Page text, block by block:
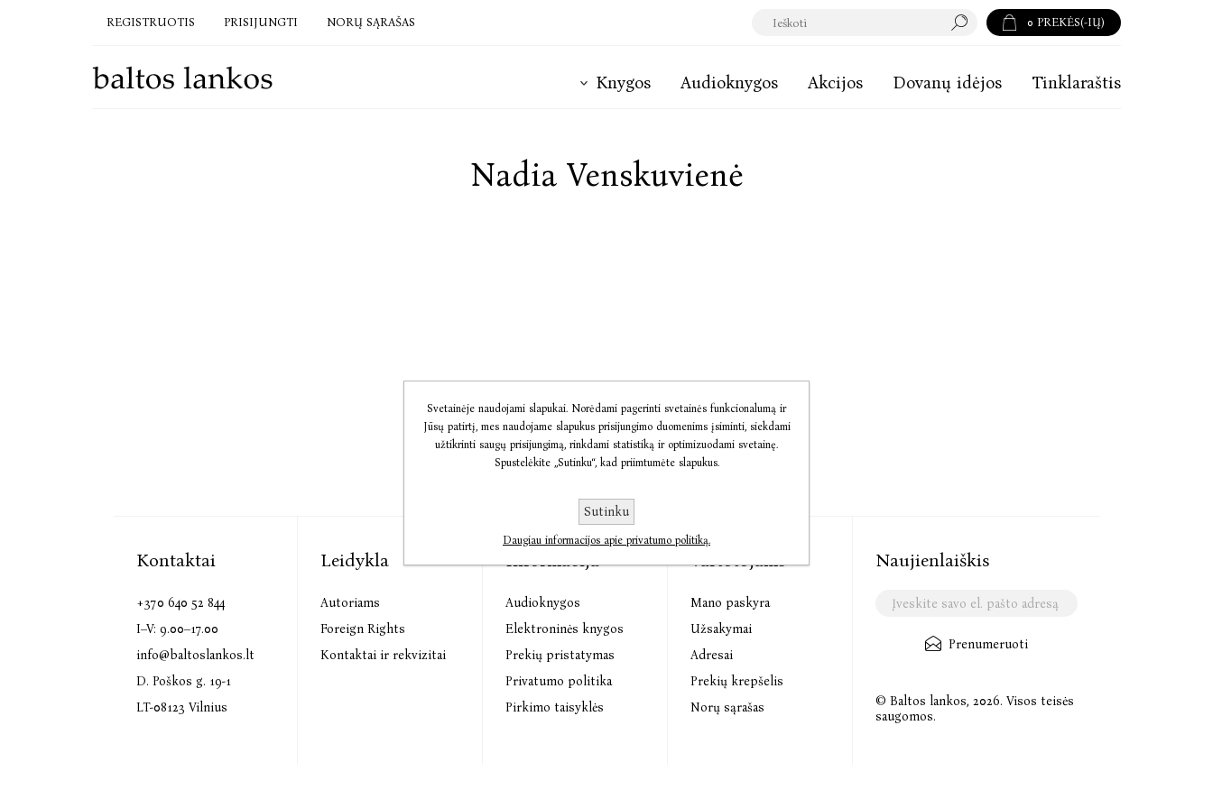
REGISTRUOTIS PRISIJUNGTI NORŲ SĄRAŠAS 0 PREKĖS(-IŲ)
Knygos Audioknygos Akcijos Dovanų idėjos Tinklaraštis
Nadia Venskuvienė
Kontaktai
+370 640 52 844
I–V: 9.00–17.00
info@baltoslankos.lt
D. Poškos g. 19-1
LT-08123 Vilnius
Leidykla
Autoriams
Foreign Rights
Kontaktai ir rekvizitai
Informacija
Audioknygos
Elektroninės knygos
Prekių pristatymas
Privatumo politika
Pirkimo taisyklės
Vartotojams
Mano paskyra
Užsakymai
Adresai
Prekių krepšelis
Norų sąrašas
Naujienlaiškis
Prenumeruoti
© Baltos lankos, 2026. Visos teisės
saugomos.
Svetainėje naudojami slapukai. Norėdami pagerinti svetainės funkcionalumą ir
Jūsų patirtį, mes naudojame slapukus prisijungimo duomenims įsiminti, siekdami
užtikrinti saugų prisijungimą, rinkdami statistiką ir optimizuodami svetainę.
Spustelėkite „Sutinku“, kad priimtumėte slapukus.
Sutinku
Daugiau informacijos apie privatumo politiką.